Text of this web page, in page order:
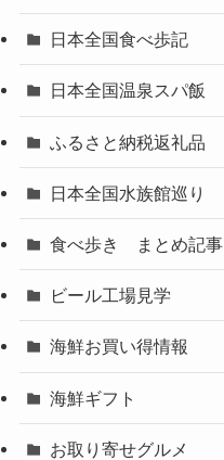
日本全国食べ歩記
日本全国温泉スパ飯
ふるさと納税返礼品
日本全国水族館巡り
食べ歩き まとめ記事
ビール工場見学
海鮮お買い得情報
海鮮ギフト
お取り寄せグルメ